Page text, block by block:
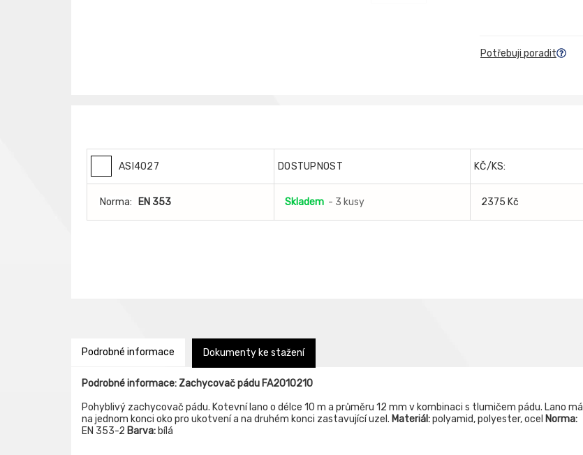
Potřebuji poradit
ASI4027 DOSTUPNOST KČ/KS:
Norma: EN 353 Skladem - 3 kusy 2375 Kč
Podrobné informace Dokumenty ke stažení
Podrobné informace: Zachycovač pádu FA2010210
Pohyblivý zachycovač pádu. Kotevní lano o délce 10 m a průměru 12 mm v kombinaci s tlumičem pádu. Lano má
na jednom konci oko pro ukotvení a na druhém konci zastavující uzel. Materiál:polyamid, polyester, ocel Norma:
EN 353-2 Barva: bílá